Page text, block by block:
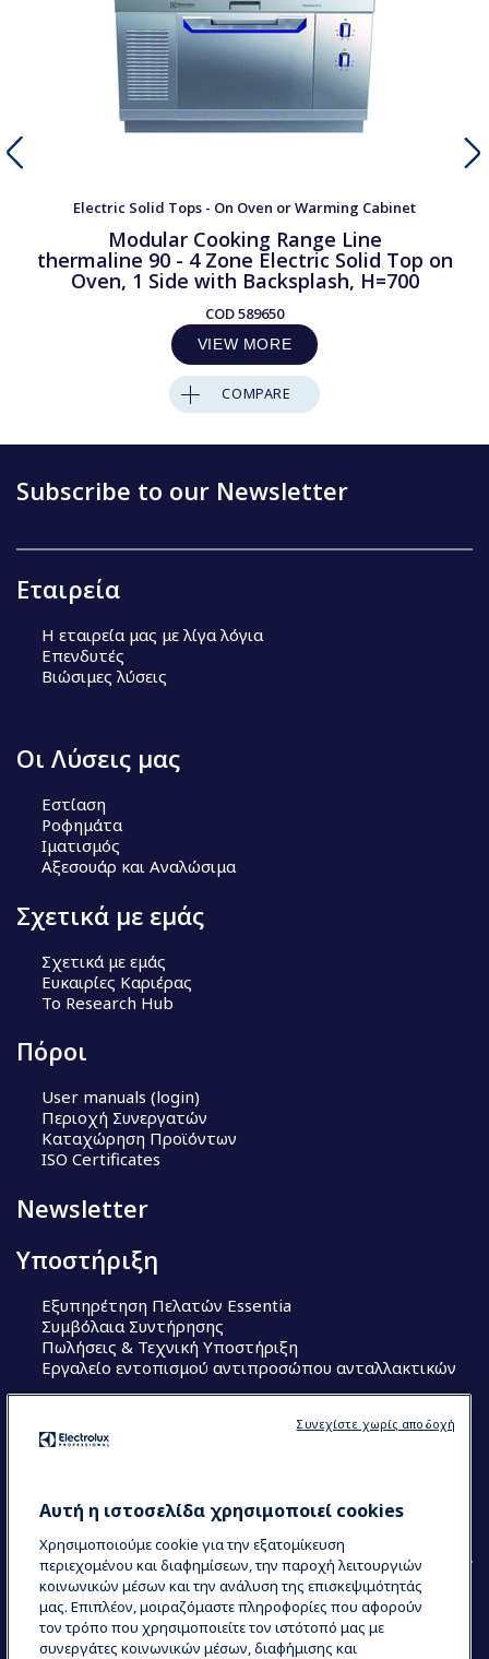
Electric Solid Tops - On Oven or Warming Cabinet
Modular Cooking Range Line
thermaline 90 - 4 Zone Electric Solid Top on
Oven, 1 Side with Backsplash, H=700
COD589650
VIEW MORE
COMPARE
Subscribe to our Newsletter
Εταιρεία
Η εταιρεία μας με λίγα λόγια
Επενδυτές
Βιώσιμες λύσεις
Οι Λύσεις μας
Εστίαση
Ροφημάτα
Ιματισμός
Αξεσουάρ και Αναλώσιμα
Σχετικά με εμάς
Σχετικά με εμάς
Ευκαιρίες Καριέρας
Το Research Hub
Πόροι
User manuals (login)
Περιοχή Συνεργατών
Καταχώρηση Προϊόντων
ISO Certificates
Newsletter
Υποστήριξη
Εξυπηρέτηση Πελατών Essentia
Συμβόλαια Συντήρησης
Πωλήσεις & Τεχνική Υποστήριξη
Εργαλείο εντοπισμού αντιπροσώπου ανταλλακτικών
Electrolux Professional Ακαδημία Chef
COUNTRY AND LANGUAGE
Αυτή η ιστοσελίδα χρησιμοποιεί cookies
Χρησιμοποιούμε cookie για την εξατομίκευση
περιεχομένου και διαφημίσεων, την παροχή λειτουργιών
κοινωνικών μέσων και την ανάλυση της επισκεψιμότητάς
μας. Επιπλέον, μοιραζόμαστε πληροφορίες που αφορούν
τον τρόπο που χρησιμοποιείτε τον ιστότοπό μας με
συνεργάτες κοινωνικών μέσων, διαφήμισης και
Συνεχίστε χωρίς αποδοχή